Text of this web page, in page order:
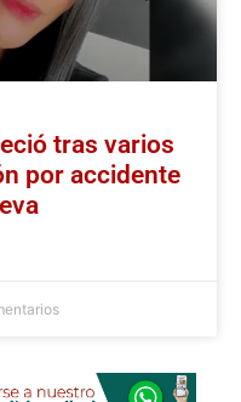
tras varios
por accidente